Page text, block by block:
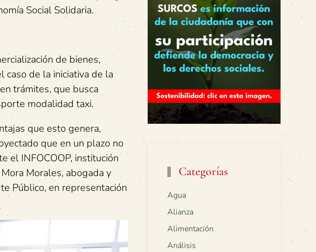
Social Solidaria.
de bienes,
caso de la iniciativa de la
trámites, que busca
modalidad taxi.
que esto genera,
que en un plazo no
el INFOCOOP, institución
Morales, abogada y
Público, en representación
Categorías
Agua
Alianza
Alimentación
Análisis